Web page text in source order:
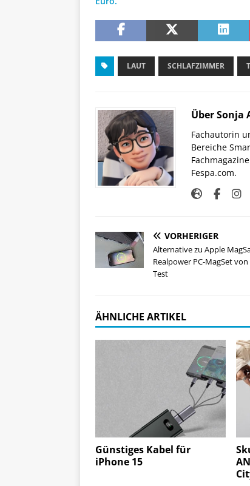
LAUT SCHLAFZIMMER
Über Sonja
Fachautorin
Bereiche
Fespa.com.
VORHERIGER
Alternative zu Apple
Realpower PC-MagSet
Test
ÄHNLICHE ARTIKEL
Günstiges Kabel für
iPhone 15